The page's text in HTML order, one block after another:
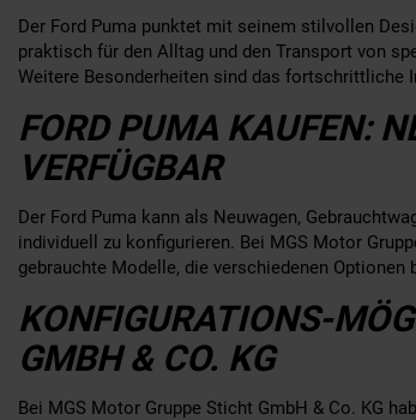
Der Ford Puma punktet mit seinem stilvollen
praktisch für den Alltag und den Transport von
Weitere Besonderheiten sind das fortschrittliche
FORD PUMA KAUFEN:
VERFÜGBAR
Der Ford Puma kann als Neuwagen,
individuell zu konfigurieren. Bei MGS Motor
gebrauchte Modelle, die verschiedenen
KONFIGURATIONS-
GMBH & CO. KG
Bei MGS Motor Gruppe Sticht GmbH & Co. KG